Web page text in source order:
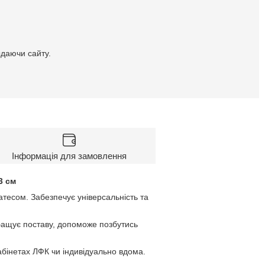
сайту.
Інформація для замовлення
см
Забезпечує універсальність та
поставу, допоможе позбутись
ЛФК чи індивідуально вдома.